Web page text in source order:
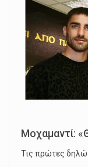
Μοχαμαντί:
Τις πρώτες